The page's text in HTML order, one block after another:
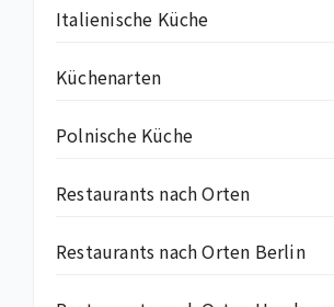
Italienische Küche
Küchenarten
Polnische Küche
Restaurants nach Orten
Restaurants nach Orten Berlin